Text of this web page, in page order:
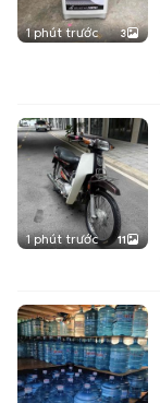
1 phút trước 3
1 phút trước 11